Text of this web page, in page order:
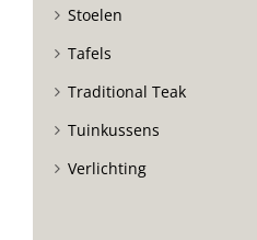
Stoelen
Tafels
Traditional Teak
Tuinkussens
Verlichting